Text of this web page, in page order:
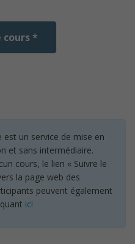
cours *
un service de mise en
et sans intermédiaire.
cours, le lien « Suivre le
la page web des
peuvent également
ici